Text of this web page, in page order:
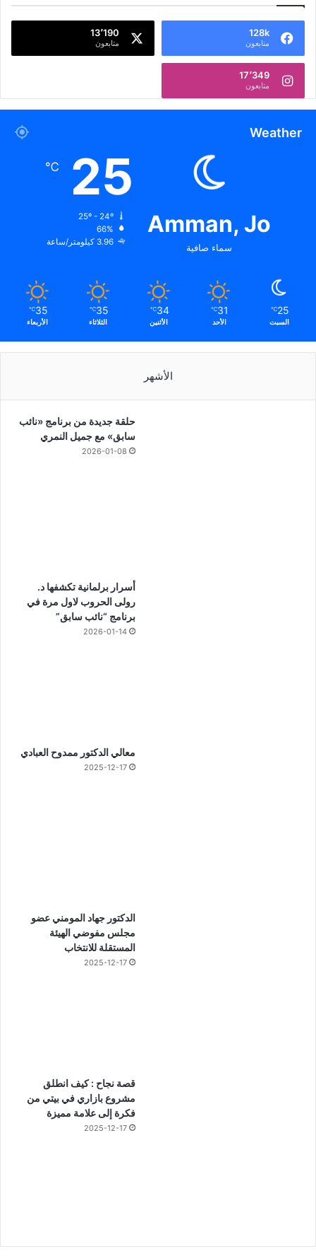
128k
متابعون
13٬190
متابعون
17٬349
متابعون
Weather
Amman, Jo
سماء صافية
25
℃
66%
3.96 كيلومتر/ساعة
25
℃
السبت
31
℃
الأحد
34
℃
الأثنين
35
℃
الثلاثاء
35
℃
الأربعاء
الأشهر
حلقة جديدة من برنامج «نائب
سابق» مع جميل النمري
2026-01-08
أسرار برلمانية تكشفها د.
رولى الحروب لاول مرة في
برنامج “نائب سابق”
2026-01-14
معالي الدكتور ممدوح العبادي
2025-12-17
الدكتور جهاد المومني عضو
مجلس مفوضي الهيئة
المستقلة للانتخاب
2025-12-17
قصة نجاح : كيف انطلق
مشروع بازاري في بيتي من
فكرة إلى علامة مميزة
2025-12-17